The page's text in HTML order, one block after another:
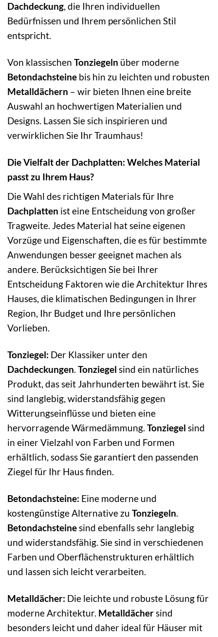
Dachdeckung, die Ihren individuellen
Bedürfnissen und Ihrem persönlichen Stil
entspricht.
Von klassischen Tonziegeln über moderne
Betondachsteine bis hin zu leichten und robusten
Metalldächern – wir bieten Ihnen eine breite
Auswahl an hochwertigen Materialien und
Designs. Lassen Sie sich inspirieren und
verwirklichen Sie Ihr Traumhaus!
Die Vielfalt der Dachplatten: Welches Material
passt zu Ihrem Haus?
Die Wahl des richtigen Materials für Ihre
Dachplatten ist eine Entscheidung von großer
Tragweite. Jedes Material hat seine eigenen
Vorzüge und Eigenschaften, die es für bestimmte
Anwendungen besser geeignet machen als
andere. Berücksichtigen Sie bei Ihrer
Entscheidung Faktoren wie die Architektur Ihres
Hauses, die klimatischen Bedingungen in Ihrer
Region, Ihr Budget und Ihre persönlichen
Vorlieben.
Tonziegel: Der Klassiker unter den
Dachdeckungen. Tonziegel sind ein natürliches
Produkt, das seit Jahrhunderten bewährt ist. Sie
sind langlebig, widerstandsfähig gegen
Witterungseinflüsse und bieten eine
hervorragende Wärmedämmung. Tonziegel sind
in einer Vielzahl von Farben und Formen
erhältlich, sodass Sie garantiert den passenden
Ziegel für Ihr Haus finden.
Betondachsteine: Eine moderne und
kostengünstige Alternative zu Tonziegeln
Betondachsteine sind ebenfalls sehr langlebig
und widerstandsfähig. Sie sind in verschiedenen
Farben und Oberflächenstrukturen erhältlich
und lassen sich leicht verarbeiten.
Metalldächer: Die leichte und robuste Lösung für
moderne Architektur. Metalldächer sind
besonders leicht und daher ideal für Häuser mit